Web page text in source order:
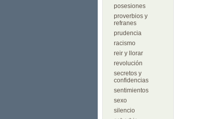
posesiones
proverbios y
refranes
prudencia
racismo
reir y llorar
revolución
secretos y
confidencias
sentimientos
sexo
silencio